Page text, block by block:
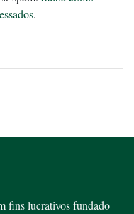
.
fins lucrativos fundado